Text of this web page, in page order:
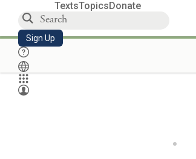
TextsTopicsDonate
Sign Up